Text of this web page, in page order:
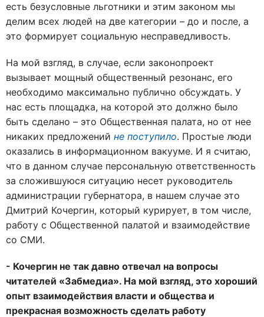
есть безусловные льготники и этим законом мы
делим всех людей на две категории – до и после, а
это формирует социальную несправедливость.
На мой взгляд, в случае, если законопроект
вызывает мощный общественный резонанс, его
необходимо максимально публично обсуждать. У
нас есть площадка, на которой это должно было
быть сделано – это Общественная палата, но от нее
никаких предложений не поступило. Простые люди
оказались в информационном вакууме. И я считаю,
что в данном случае персональную ответственность
за сложившуюся ситуацию несет руководитель
администрации губернатора, в нашем случае это
Дмитрий Кочергин, который курирует, в том числе,
работу с Общественной палатой и взаимодействие
со СМИ.
- Кочергин не так давно отвечал на вопросы
читателей «Забмедиа». На мой взгляд, это хороший
опыт взаимодействия власти и общества и
прекрасная возможность сделать работу